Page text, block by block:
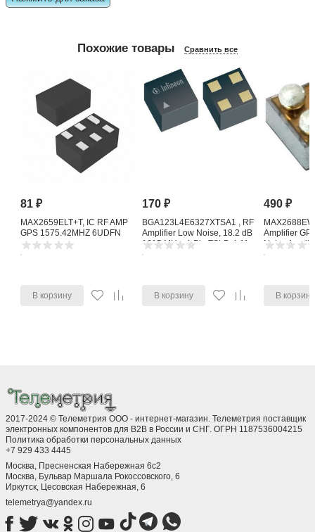
Похожие товары Сравнить все
81₽
MAX2659ELT+T, IC RF AMP
GPS 1575.42MHZ 6UDFN
В корзину
170₽
BGA123L4E6327XTSA1 , RF
Amplifier Low Noise, 18.2 dB
1615 MHz, 4-Pin TSLP-4-11
В корзину
490₽
Amplifier
Noise
В корзину
2017-2024 © Телеметрия ООО - интернет-магазин. Телеметрия поставщик
электронных компонентов для B2B в России и СНГ. ОГРН 1187536004215
Политика обработки персональных данных
+7 929 433 4445
Москва, Пресненская Набережная 6с2
Москва, ​Бульвар Маршала Рокоссовского, 6
Иркутск, ​Цесовская Набережная, 6
telemetrya@yandex.ru